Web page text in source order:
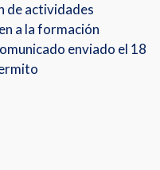
de actividades
a la formación
enviado el 18